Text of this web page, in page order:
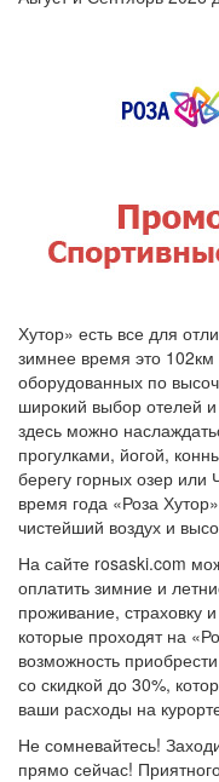
Хутор» есть все для
зимнее время это
оборудованных по
широкий выбор отелей
здесь можно
прогулками, йогой,
берегу горных озер
время года «Роза
чистейший воздух и
На сайте rosaski.com
оплатить зимние и
проживание, страховку
которые проходят на
возможность
со скидкой до 30%,
ваши расходы на
Не сомневайтесь!
прямо сейчас!